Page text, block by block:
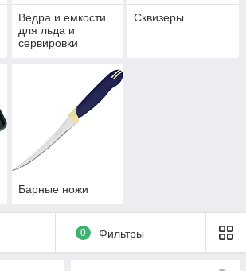
Ведра и емкости
для льда и
сервировки
Сквизеры
Барные ножи
0 Фильтры